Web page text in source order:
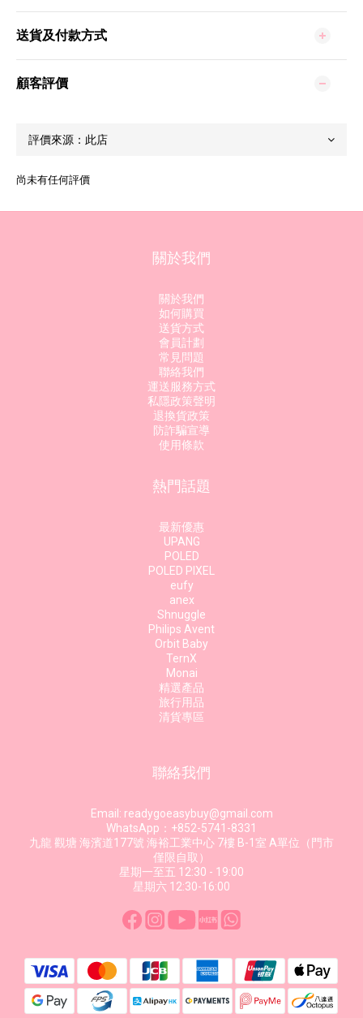
送貨及付款方式
顧客評價
尚未有任何評價
關於我們
關於我們
如何購買
送貨方式
會員計劃
常見問題
聯絡我們
運送服務方式
私隱政策聲明
退換貨政策
防詐騙宣導
使用條款
熱門話題
最新優惠
UPANG
POLED
POLED PIXEL
eufy
anex
Shnuggle
Philips Avent
Orbit Baby
TernX
Monai
精選產品
旅行用品
清貨專區
聯絡我們
Email: readygoeasybuy@gmail.com
WhatsApp：+852-5741-8331
九龍 觀塘 海濱道177號 海裕工業中心 7樓 B-1室 A單位（門市
僅限自取）
星期一至五 12:30 - 19:00
星期六 12:30-16:00